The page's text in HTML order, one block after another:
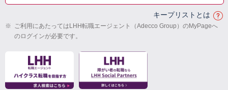
キープリストとは
※ ご利用にあたってはLHH転職エージェント（Adecco Group）のMyPageへ
のログインが必要です。